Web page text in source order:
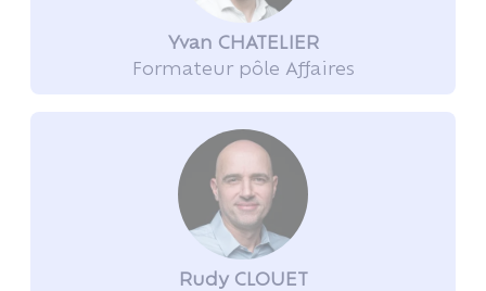
Yvan CHATELIER
Formateur pôle Affaires
Rudy CLOUET